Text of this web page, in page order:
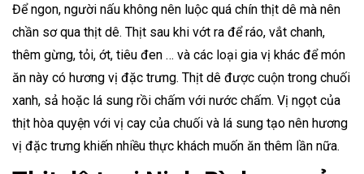
Để ngon, người nấu không nên luộc quá chín thịt dê mà nên
chần sơ qua thịt dê. Thịt sau khi vớt ra để ráo, vắt chanh,
thêm gừng, tỏi, ớt, tiêu đen … và các loại gia vị khác để món
ăn này có hương vị đặc trưng. Thịt dê được cuộn trong chuối
xanh, sả hoặc lá sung rồi chấm với nước chấm. Vị ngọt của
thịt hòa quyện với vị cay của chuối và lá sung tạo nên hương
vị đặc trưng khiến nhiều thực khách muốn ăn thêm lần nữa.